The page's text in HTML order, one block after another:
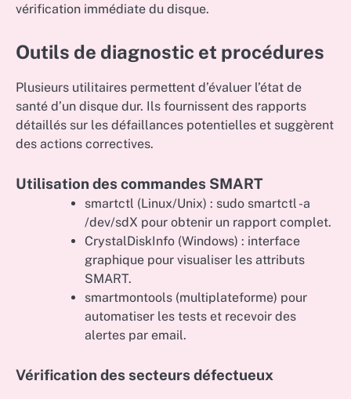
vérification immédiate du disque.
Outils de diagnostic et procédures
Plusieurs utilitaires permettent d’évaluer l’état de
santé d’un disque dur. Ils fournissent des rapports
détaillés sur les défaillances potentielles et suggèrent
des actions correctives.
Utilisation des commandes SMART
smartctl (Linux/Unix) : sudo smartctl -a
/dev/sdX pour obtenir un rapport complet.
CrystalDiskInfo (Windows) : interface
graphique pour visualiser les attributs
SMART.
smartmontools (multiplateforme) pour
automatiser les tests et recevoir des
alertes par email.
Vérification des secteurs défectueux